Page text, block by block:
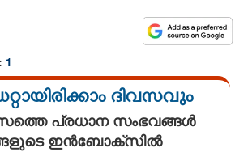
1
ദിവസവും
പ്രധാന സംഭവങ്ങൾ
ഇൻബോക്സിൽ